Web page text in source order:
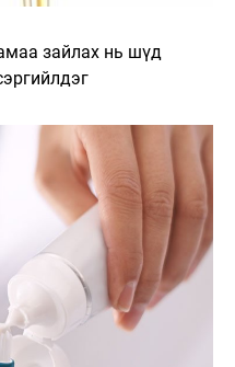
зайлах нь шүд